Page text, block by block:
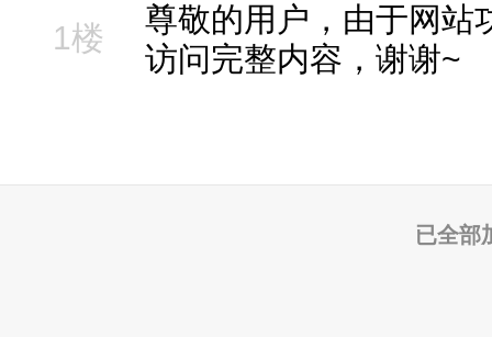
1楼
尊敬的用户，由于网站
访问完整内容，谢谢~
已全部